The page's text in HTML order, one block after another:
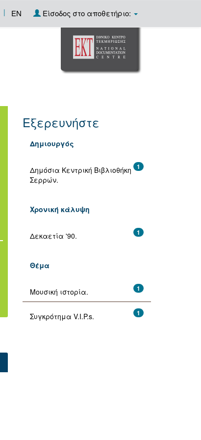
| EN Είσοδος στο αποθετήριο:
Εξερευνήστε
Δημιουργός
1
Δημόσια Κεντρική Βιβλιοθήκη
Σερρών.
Χρονική κάλυψη
1
Δεκαετία '90.
Θέμα
1
Μουσική ιστορία.
1
Συγκρότημα V.I.P.s.